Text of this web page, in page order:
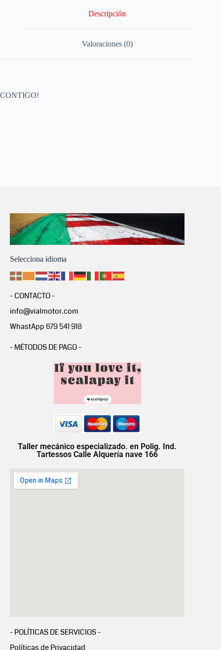
Descripción
Valoraciones (0)
CONTIGO!
Selecciona idioma
- CONTACTO -
info@vialmotor.com
WhastApp 679 541 918
- MÉTODOS DE PAGO -
Taller mecánico especializado. en Polig. Ind.
Tartessos Calle Alquería nave 166
- POLÍTICAS DE SERVICIOS -
Políticas de Privacidad